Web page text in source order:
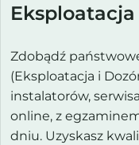
Zdobądź
(Eksploatacja i
instalatorów,
online, z
dniu. Uzyskasz